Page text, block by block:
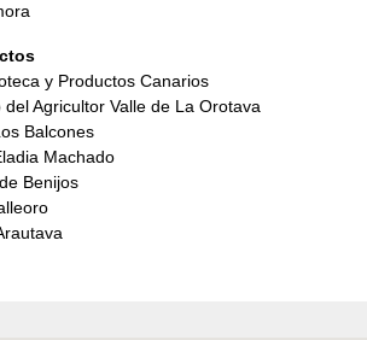
y Productos Canarios
del Agricultor Valle de La Orotava
Balcones
Machado
Benijos